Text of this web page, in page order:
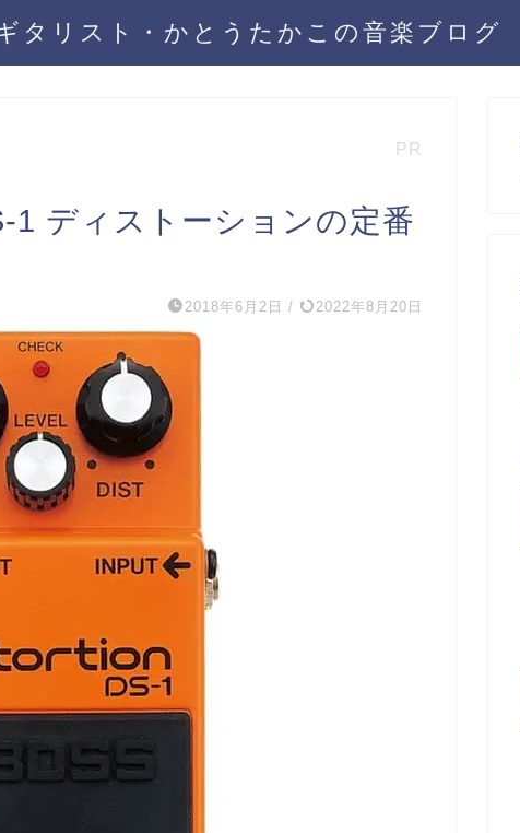
タリスト・かとうたかこの音楽ブログ
PR
1 ディストーションの定番
2018年6月2日 / 2022年8月20日